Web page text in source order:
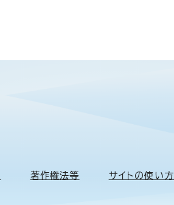
著作権法等 サイトの使い方